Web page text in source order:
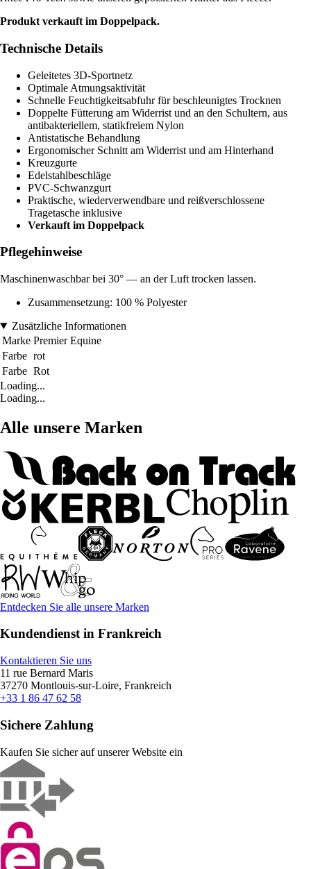
Produkt verkauft im Doppelpack.
Technische Details
Geleitetes 3D-Sportnetz
Optimale Atmungsaktivität
Schnelle Feuchtigkeitsabfuhr für beschleunigtes Trocknen
Doppelte Fütterung am Widerrist und an den Schultern, aus
antibakteriellem, statikfreiem Nylon
Antistatische Behandlung
Ergonomischer Schnitt am Widerrist und am Hinterhand
Kreuzgurte
Edelstahlbeschläge
PVC-Schwanzgurt
Praktische, wiederverwendbare und reißverschlossene
Tragetasche inklusive
Verkauft im Doppelpack
Pflegehinweise
Maschinenwaschbar bei 30° — an der Luft trocken lassen.
Zusammensetzung: 100 % Polyester
Zusätzliche Informationen
Marke Premier Equine
Farbe rot
Farbe Rot
Loading...
Loading...
Alle unsere Marken
Entdecken Sie alle unsere Marken
Kundendienst in Frankreich
Kontaktieren Sie uns
11 rue Bernard Maris
37270 Montlouis-sur-Loire, Frankreich
+33 1 86 47 62 58
Sichere Zahlung
Kaufen Sie sicher auf unserer Website ein